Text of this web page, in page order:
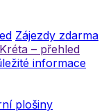
Zájezdy zdarma
Kréta – přehled
informace
plošiny